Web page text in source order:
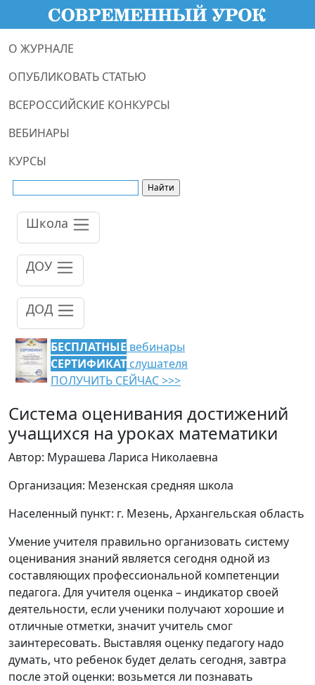
О ЖУРНАЛЕ
ОПУБЛИКОВАТЬ СТАТЬЮ
ВСЕРОССИЙСКИЕ КОНКУРСЫ
ВЕБИНАРЫ
КУРСЫ
Школа
ДОУ
ДОД
БЕСПЛАТНЫЕ вебинары
СЕРТИФИКАТ слушателя
ПОЛУЧИТЬ СЕЙЧАС >>>
Система оценивания достижений
учащихся на уроках математики
Автор: Мурашева Лариса Николаевна
Организация: Мезенская средняя школа
Населенный пункт: г. Мезень, Архангельская область
Умение учителя правильно организовать систему
оценивания знаний является сегодня одной из
составляющих профессиональной компетенции
педагога. Для учителя оценка – индикатор своей
деятельности, если ученики получают хорошие и
отличные отметки, значит учитель смог
заинтересовать. Выставляя оценку педагогу надо
думать, что ребенок будет делать сегодня, завтра
после этой оценки: возьмется ли познавать